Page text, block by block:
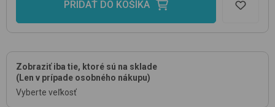
PRIDAŤ DO KOŠÍKA
Zobraziť iba tie, ktoré sú na sklade
(Len v prípade osobného nákupu)
Vyberte veľkosť